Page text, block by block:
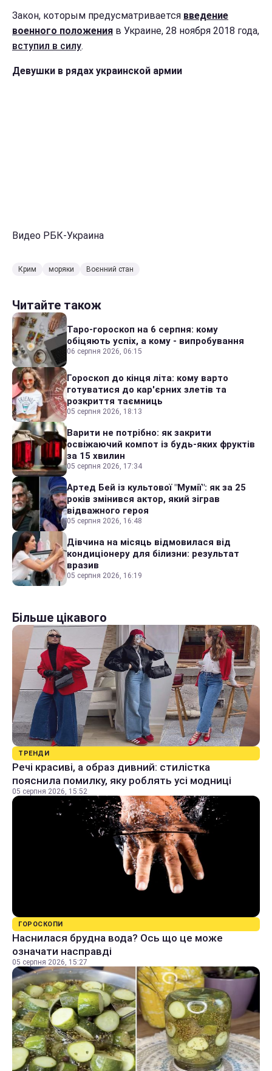
Закон, которым предусматривается введение
военного положения в Украине, 28 ноября 2018 года,
вступил в силу.
Девушки в рядах украинской армии
Видео РБК-Украина
Крим моряки Воєнний стан
Читайте також
Таро-гороскоп на 6 серпня: кому
обіцяють успіх, а кому - випробування
06 серпня 2026, 06:15
Гороскоп до кінця літа: кому варто
готуватися до кар'єрних злетів та
розкриття таємниць
05 серпня 2026, 18:13
Варити не потрібно: як закрити
освіжаючий компот із будь-яких фруктів
за 15 хвилин
05 серпня 2026, 17:34
Артед Бей із культової "Мумії": як за 25
років змінився актор, який зіграв
відважного героя
05 серпня 2026, 16:48
Дівчина на місяць відмовилася від
кондиціонеру для білизни: результат
вразив
05 серпня 2026, 16:19
Більше цікавого
ТРЕНДИ
Речі красиві, а образ дивний: стилістка
пояснила помилку, яку роблять усі модниці
05 серпня 2026, 15:52
ГОРОСКОПИ
Наснилася брудна вода? Ось що це може
означати насправді
05 серпня 2026, 15:27